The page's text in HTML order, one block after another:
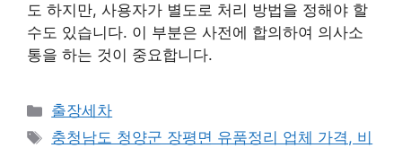
도 하지만, 사용자가 별도로 처리 방법을 정해야 할
수도 있습니다. 이 부분은 사전에 합의하여 의사소
통을 하는 것이 중요합니다.
Categories
출장세차
Tags
충청남도 청양군 장평면 유품정리 업체 가격, 비